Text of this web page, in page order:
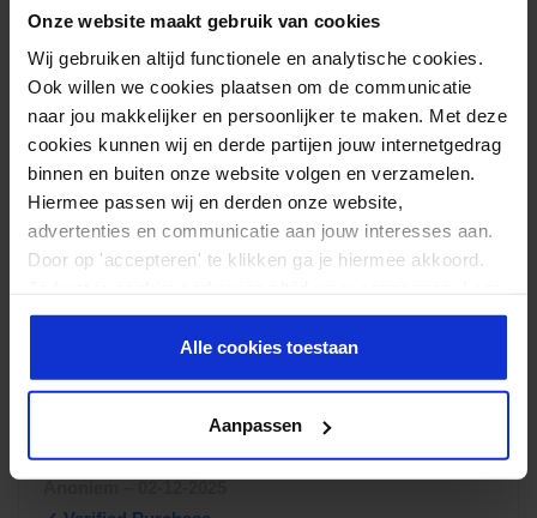
Onze website maakt gebruik van cookies
Wij gebruiken altijd functionele en analytische cookies.
Ook willen we cookies plaatsen om de communicatie
naar jou makkelijker en persoonlijker te maken. Met deze
cookies kunnen wij en derde partijen jouw internetgedrag
binnen en buiten onze website volgen en verzamelen.
Hiermee passen wij en derden onze website,
advertenties en communicatie aan jouw interesses aan.
Door op 'accepteren' te klikken ga je hiermee akkoord.
er meer over in onsprivacy beleid.
Alle cookies toestaan
Aanpassen
EXTRA INFORMATIE
Afmetingen 42 × 42 × 9 cm
Kleur Zwart, Grijs
Diameter 42 cm
Reviews
Schrijf review
Waardering